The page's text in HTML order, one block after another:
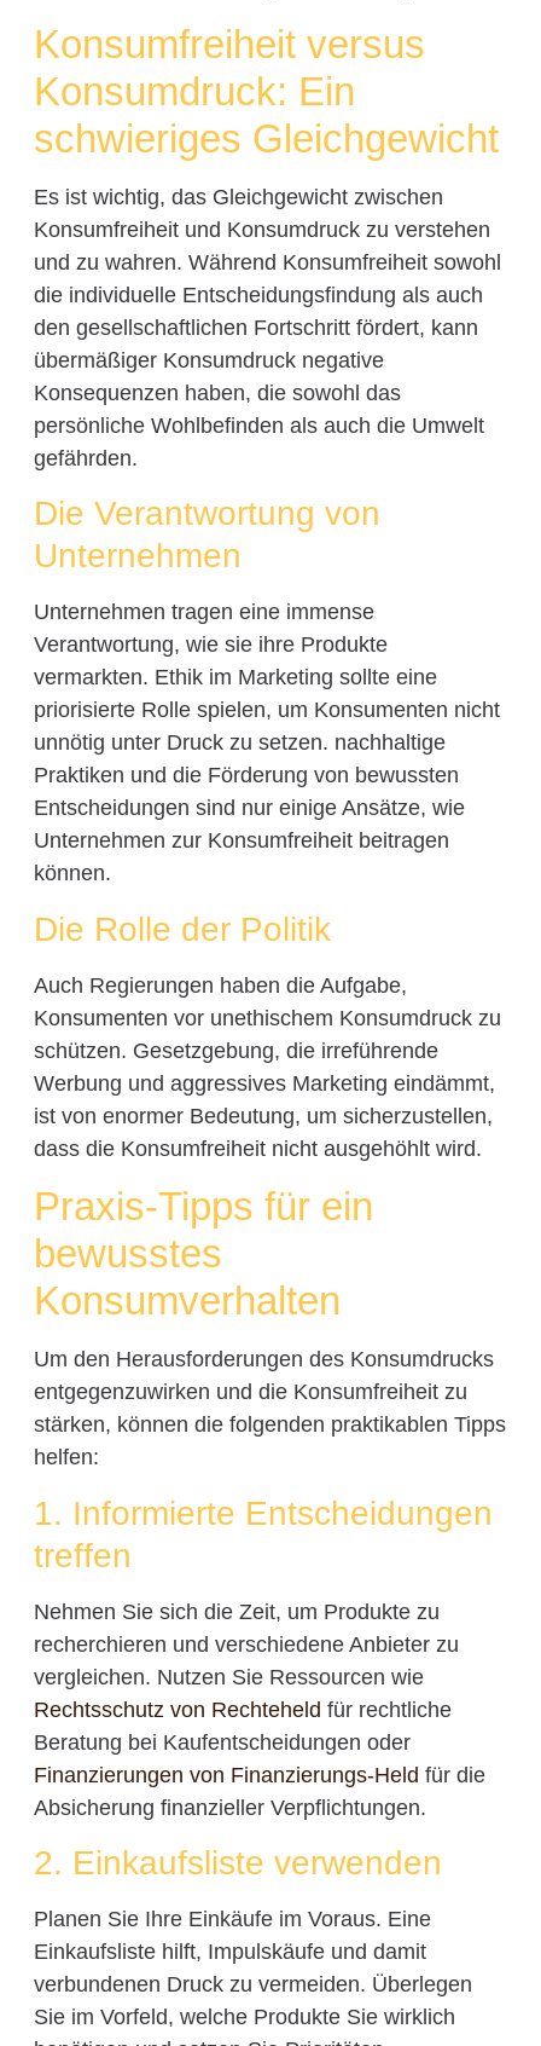
Konsumfreiheit versus
Konsumdruck: Ein
schwieriges Gleichgewicht
Es ist wichtig, das Gleichgewicht zwischen
Konsumfreiheit und Konsumdruck zu verstehen
und zu wahren. Während Konsumfreiheit sowohl
die individuelle Entscheidungsfindung als auch
den gesellschaftlichen Fortschritt fördert, kann
übermäßiger Konsumdruck negative
Konsequenzen haben, die sowohl das
persönliche Wohlbefinden als auch die Umwelt
gefährden.
Die Verantwortung von
Unternehmen
Unternehmen tragen eine immense
Verantwortung, wie sie ihre Produkte
vermarkten. Ethik im Marketing sollte eine
priorisierte Rolle spielen, um Konsumenten nicht
unnötig unter Druck zu setzen. nachhaltige
Praktiken und die Förderung von bewussten
Entscheidungen sind nur einige Ansätze, wie
Unternehmen zur Konsumfreiheit beitragen
können.
Die Rolle der Politik
Auch Regierungen haben die Aufgabe,
Konsumenten vor unethischem Konsumdruck zu
schützen. Gesetzgebung, die irreführende
Werbung und aggressives Marketing eindämmt,
ist von enormer Bedeutung, um sicherzustellen,
dass die Konsumfreiheit nicht ausgehöhlt wird.
Praxis-Tipps für ein
bewusstes
Konsumverhalten
Um den Herausforderungen des Konsumdrucks
entgegenzuwirken und die Konsumfreiheit zu
stärken, können die folgenden praktikablen Tipps
helfen:
1. Informierte Entscheidungen
treffen
Nehmen Sie sich die Zeit, um Produkte zu
recherchieren und verschiedene Anbieter zu
vergleichen. Nutzen Sie Ressourcen wie
Rechtsschutz von Rechteheld für rechtliche
Beratung bei Kaufentscheidungen oder
Finanzierungen von Finanzierungs-Held für die
Absicherung finanzieller Verpflichtungen.
2. Einkaufsliste verwenden
Planen Sie Ihre Einkäufe im Voraus. Eine
Einkaufsliste hilft, Impulskäufe und damit
verbundenen Druck zu vermeiden. Überlegen
Sie im Vorfeld, welche Produkte Sie wirklich